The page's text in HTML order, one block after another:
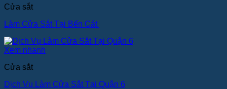
Cửa sắt
Làm Cửa Sắt Tại Bến Cát
Xem nhanh
Cửa sắt
Dịch Vụ Làm Cửa Sắt Tại Quận 6